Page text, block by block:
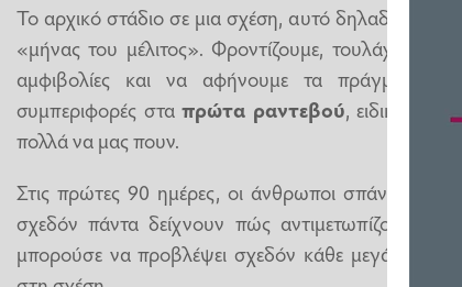
Το αρχικό στάδιο σε μια σχέση, αυτό δηλαδή των
«μήνας του μέλιτος». Φροντίζουμε, τουλάχιστον
αμφιβολίες και να αφήνουμε τα πράγματα
συμπεριφορές σταπρώτα ραντεβού, ειδικά τις
πολλά να μας πουν.
Στις πρώτες 90 ημέρες, οι άνθρωποι σπάνια
σχεδόν πάντα δείχνουν πώς αντιμετωπίζουν
μπορούσε να προβλέψει σχεδόν κάθε μεγάλο